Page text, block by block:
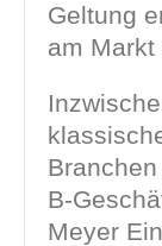
Geltung
am Markt
B-
Meyer